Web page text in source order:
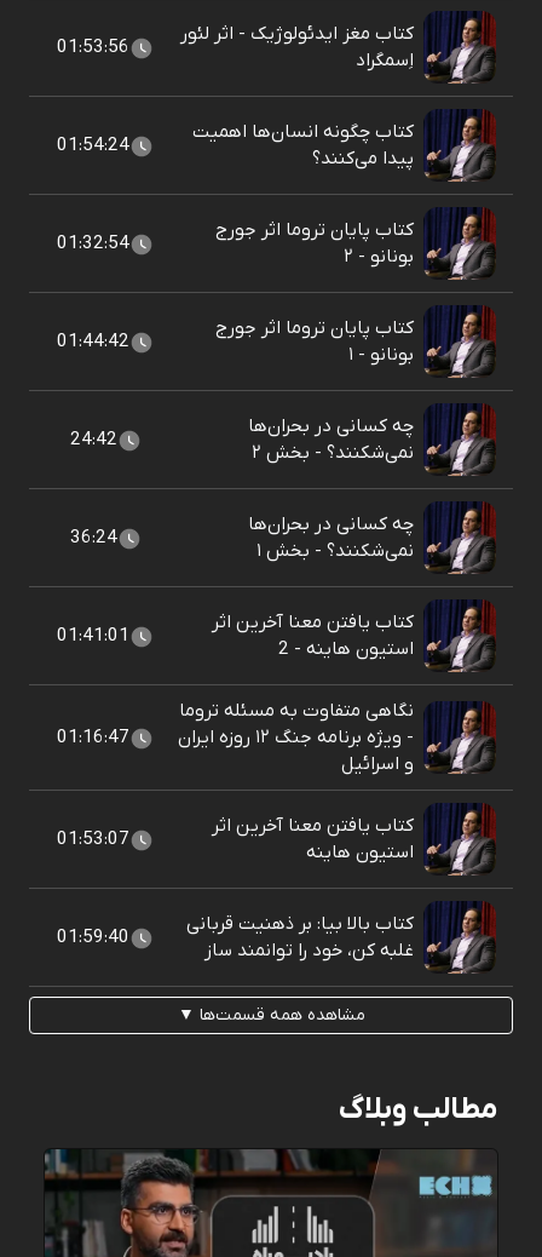
کتاب مغز ایدئولوژیک - اثر لئور
اِسمگراد
01:53:56
کتاب چگونه انسان‌ها اهمیت
پیدا می‌کنند؟
01:54:24
کتاب پایان تروما اثر جورج
بونانو - ۲
01:32:54
کتاب پایان تروما اثر جورج
بونانو - ۱
01:44:42
چه کسانی در بحران‌ها
نمی‌شکنند؟ - بخش ۲
24:42
چه کسانی در بحران‌ها
نمی‌شکنند؟ - بخش ۱
36:24
کتاب یافتن معنا آخرین اثر
استیون هاینه - 2
01:41:01
نگاهی متفاوت به مسئله تروما
- ویژه برنامه جنگ ۱۲ روزه ایران
و اسرائیل
01:16:47
کتاب یافتن معنا آخرین اثر
استیون هاینه
01:53:07
کتاب بالا بیا: بر ذهنیت قربانی
غلبه کن، خود را توانمند ساز
01:59:40
مشاهده همه قسمت‌ها ▼
مطالب وبلاگ